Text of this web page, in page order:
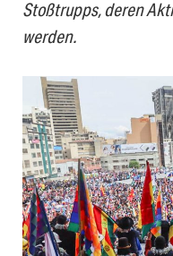
Stoßtrupps, deren
werden.